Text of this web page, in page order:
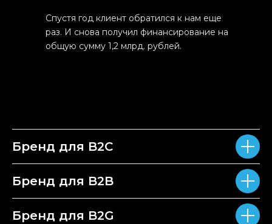
Спустя год клиент обратился к нам еще
раз. И снова получил финансирование на
общую сумму 1,2 млрд. рублей.
Бренд для B2C
Бренд для B2B
Бренд для B2G